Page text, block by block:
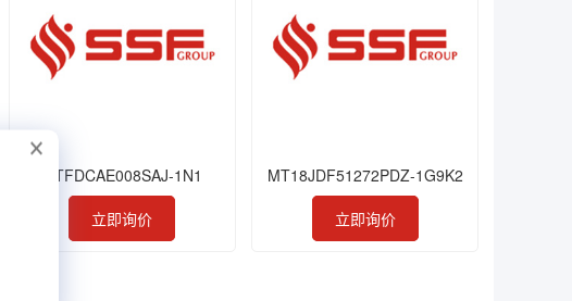
MTFDCAE008SAJ-1N1
立即询价
MT18JDF51272PDZ-1G9K2
立即询价